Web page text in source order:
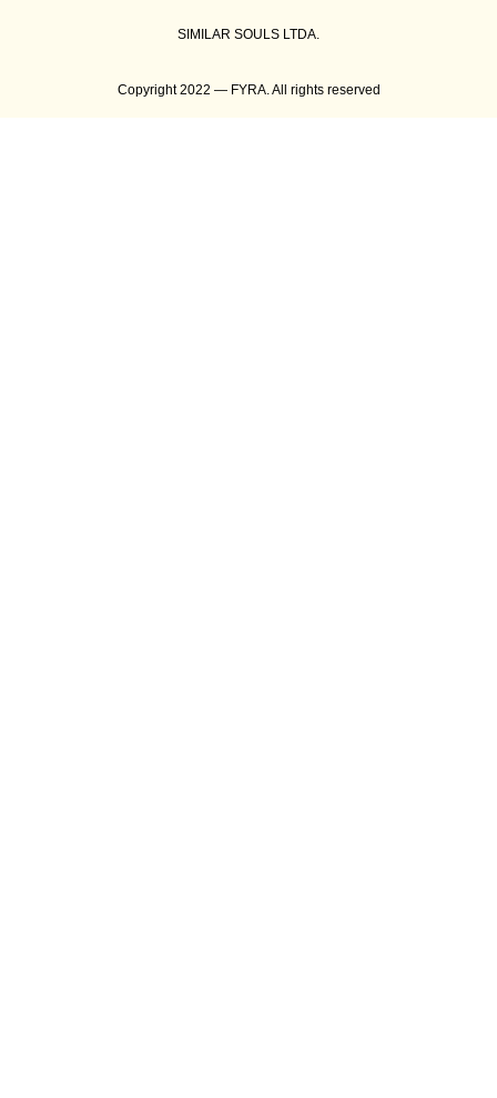
SIMILAR SOULS LTDA.
Copyright 2022 — FYRA. All rights reserved